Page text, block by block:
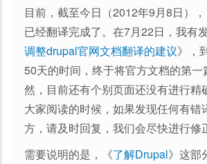
目前，截至今日（2012年9月8日）
已经翻译完成了。在7月22日，我有
调整drupal官网文档翻译的建议》，
50天的时间，终于将官方文档的第一
然，目前还有个别页面还没有进行精
大家阅读的时候，如果发现任何有错
方，请及时回复，我们会尽快进行修
需要说明的是，《了解Drupal》这部